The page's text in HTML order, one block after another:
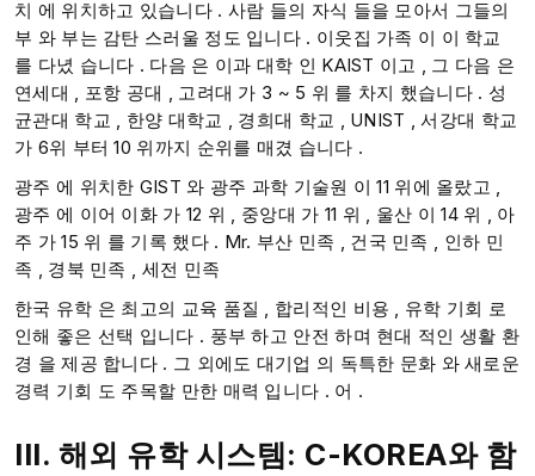
치 에 위치하고 있습니다 .​ 사람 들의 자식 들을 모아서 그들의
부 와 부는 감탄 스러울 정도 입니다 . 이웃집 가족 이 이 학교
를 다녔 습니다 . 다음 은 이과 대학 인 KAIST 이고 , 그 다음 은
연세대 , 포항 공대 , 고려대 가 3 ~ 5 위 를 차지 했습니다 .​​​ 성
균관대 학교 , 한양 대학교 , 경희대 학교 , UNIST , 서강대 학교
가 6위 부터 10 위까지 순위를 매겼 습니다 .
광주 에 위치한 GIST 와 광주 과학 기술원 이 11 위에 올랐고 ,
광주 에 이어 이화 가 12 위 , 중앙대 가 11 위 , 울산 이 14 위 , 아
주 가 15 위 를 기록 했다 .​ Mr. 부산 민족 , 건국 민족 , 인하 민
족 , 경북 민족 , 세전 민족​
한국 유학 은 최고의 교육 품질 , 합리적인 비용 , 유학 기회 로
인해 좋은 선택 입니다 . 풍부 하고 안전 하며 현대 적인 생활 환
경 을 제공 합니다 .​​ 그 외에도 대기업 의 독특한 문화 와 새로운
경력 기회 도 주목할 만한 매력 입니다 . ​어 .​​
III. 해외 유학 시스템: C-KOREA와 함